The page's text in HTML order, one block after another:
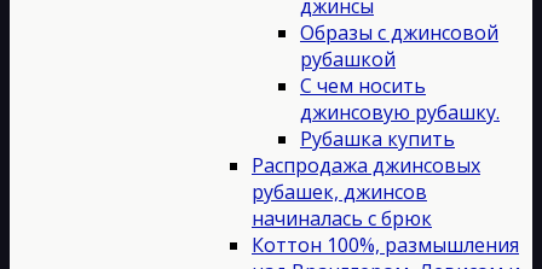
джинсы
Образы с джинсовой
рубашкой
С чем носить
джинсовую рубашку.
Рубашка купить
Распродажа джинсовых
рубашек, джинсов
начиналась с брюк
Коттон 100%, размышления